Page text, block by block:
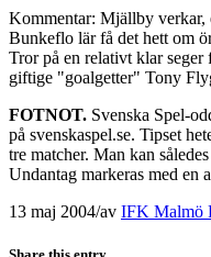
Kommentar: Mjällby verkar,
Bunkeflo lär få det hett om
Tror på en relativt klar
giftige "goalgetter" Tony
FOTNOT. Svenska Spel-
på svenskaspel.se. Tipset
tre matcher. Man kan
Undantag markeras med en
13 maj 2004/av IFK Malmö